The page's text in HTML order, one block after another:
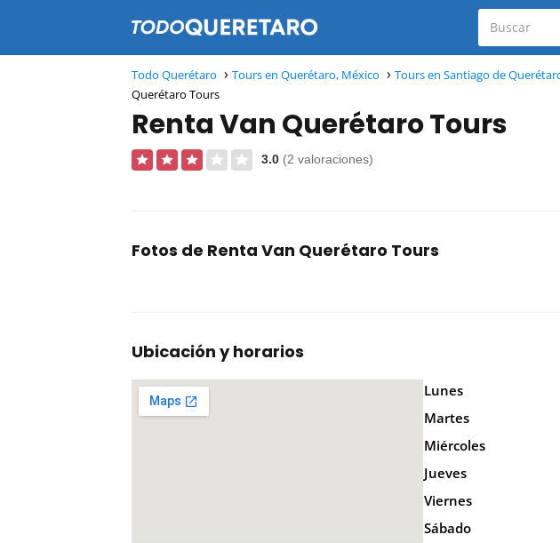
Todo Querétaro Tours en Querétaro, México Tours en Santiago de
Querétaro Tours
Renta Van Querétaro Tours
3.0 (2 valoraciones)
Fotos de Renta Van Querétaro Tours
Ubicación y horarios
Lunes
Martes
Miércoles
Jueves
Viernes
Sábado